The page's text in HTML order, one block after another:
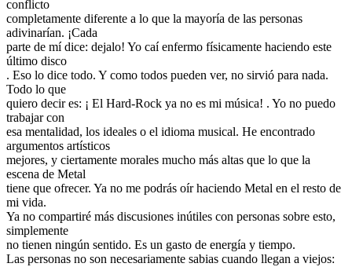
conflicto
completamente diferente a lo que la mayoría de las personas
adivinarían. ¡Cada
parte de mí dice: dejalo! Yo caí enfermo físicamente haciendo este
último disco
. Eso lo dice todo. Y como todos pueden ver, no sirvió para nada.
Todo lo que
quiero decir es: ¡ El Hard-Rock ya no es mi música! . Yo no puedo
trabajar con
esa mentalidad, los ideales o el idioma musical. He encontrado
argumentos artísticos
mejores, y ciertamente morales mucho más altas que lo que la
escena de Metal
tiene que ofrecer. Ya no me podrás oír haciendo Metal en el resto de
mi vida.
Ya no compartiré más discusiones inútiles con personas sobre esto,
simplemente
no tienen ningún sentido. Es un gasto de energía y tiempo.
Las personas no son necesariamente sabias cuando llegan a viejos: